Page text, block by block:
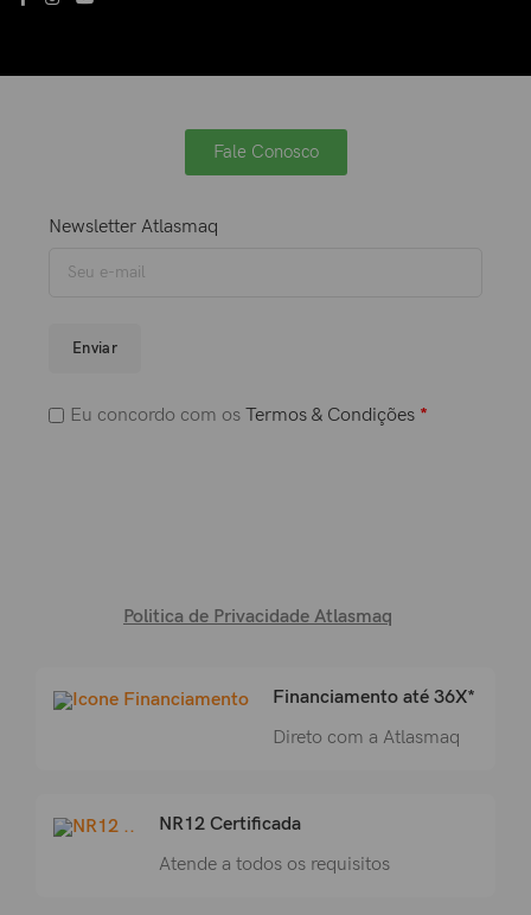
Fale Conosco
Newsletter Atlasmaq
Enviar
Eu concordo com osTermos & Condições *
Politica de Privacidade Atlasmaq
Financiamento até 36X*
Direto com a Atlasmaq
NR12 Certificada
Atende a todos os requisitos